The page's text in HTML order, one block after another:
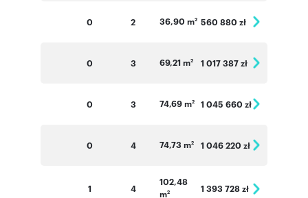
0 2 36,90 m2 560 880 zł
0 3 69,21 m2 1 017 387 zł
0 3 74,69 m2 1 045 660 zł
0 4 74,73 m2 1 046 220 zł
1 4
102,48
m2 1 393 728 zł